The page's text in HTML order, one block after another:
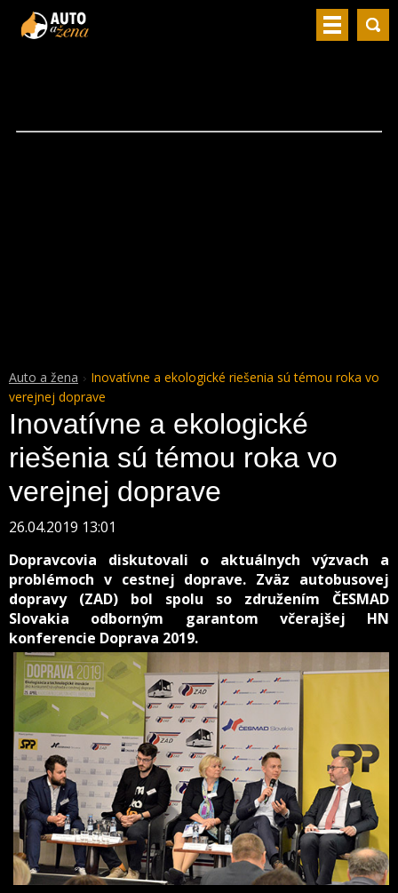
Auto a žena
Inovatívne a ekologické riešenia sú témou roka vo
verejnej doprave
Inovatívne a ekologické
riešenia sú témou roka vo
verejnej doprave
26.04.2019 13:01
Dopravcovia diskutovali o aktuálnych výzvach a
problémoch v cestnej doprave. Zväz autobusovej
dopravy (ZAD) bol spolu so združením ČESMAD
Slovakia odborným garantom včerajšej HN
konferencie Doprava 2019.